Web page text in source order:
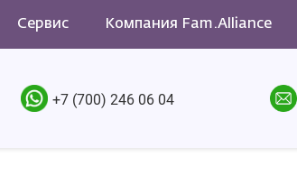
Сервис Компания Fam.Alliance
+7 (700) 246 06 04